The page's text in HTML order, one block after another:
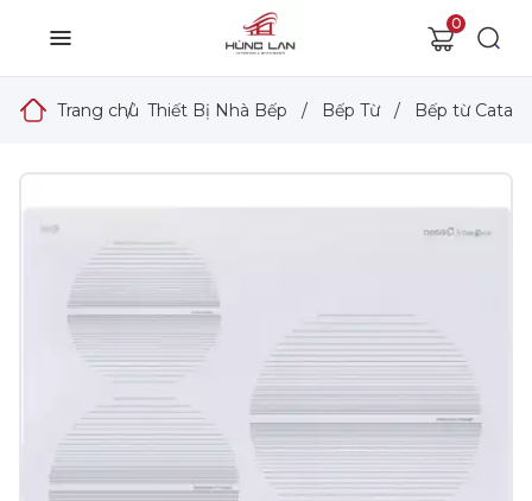
0
Trang chủ
/ Thiết Bị Nhà Bếp / Bếp Từ / Bếp từ Cata